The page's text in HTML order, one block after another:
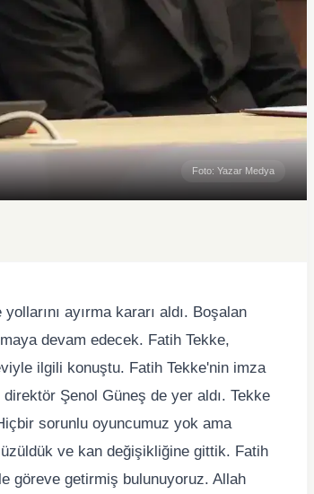
Foto: Yazar Medya
ayırma kararı aldı. Boşalan
devam edecek. Fatih Tekke,
ilgili konuştu. Fatih Tekke'nin imza
Şenol Güneş de yer aldı. Tekke
sorunlu oyuncumuz yok ama
üzüldük ve kan değişikliğine gittik. Fatih
göreve getirmiş bulunuyoruz. Allah